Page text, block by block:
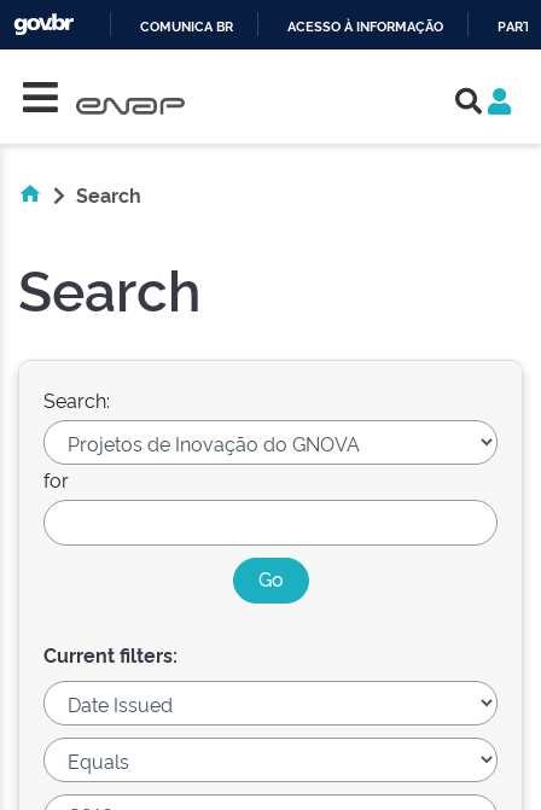
COMUNICA BR ACESSO À INFORMAÇÃO
Search
Search
Search:
for
Current filters: